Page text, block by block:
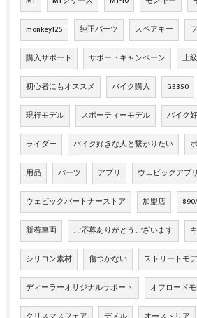
monkey125 純正パーツ スペアキー
購入サポート サポートキャンペーン 上
初心者にもオススメ バイク購入 GB350
現行モデル スポーティーモデル バイク
ライダー バイク好きな人と繋がりたい
用品 パーツ アプリ ウェビックアプリ
ウェビックパートナーストア 加盟店
新着車両 ご応募ありがとうございます
シリコン素材 傷つかない ストリートモ
ディーラーオリジナルサポート オフロード